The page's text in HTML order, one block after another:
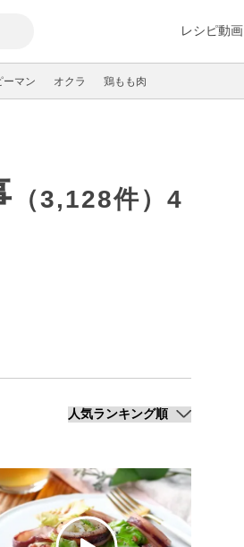
レシピ動画
ーマン オクラ 鶏もも肉
（3,128件）4